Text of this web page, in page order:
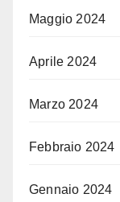
Maggio 2024
Aprile 2024
Marzo 2024
Febbraio 2024
Gennaio 2024